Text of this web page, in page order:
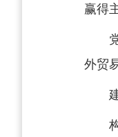
赢得
外贸